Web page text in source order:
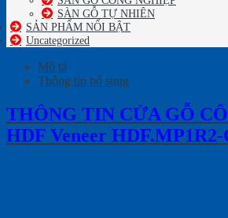
SÀN GỖ TỰ NHIÊN
SẢN PHẨM NỔI BẬT
Uncategorized
Mô tả
Thông tin bổ sung
THÔNG TIN CỬA GỖ
HDF Veneer